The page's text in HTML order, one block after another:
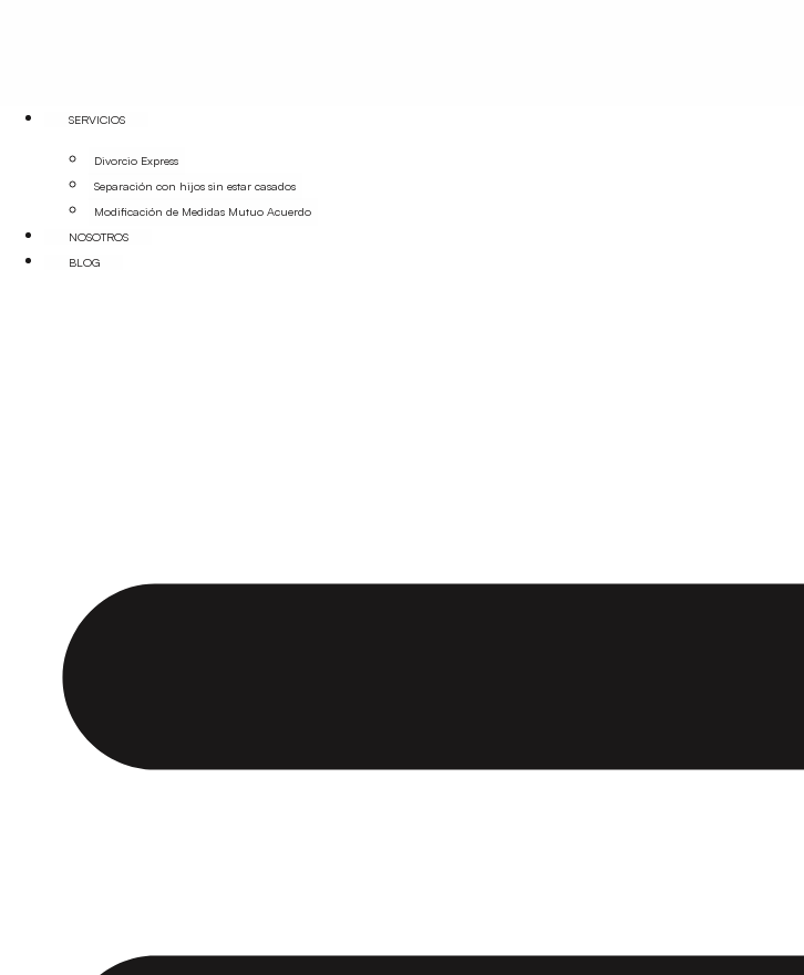
SERVICIOS
Divorcio Express
Separación con hijos sin estar casados
Modificación de Medidas Mutuo Acuerdo
NOSOTROS
BLOG